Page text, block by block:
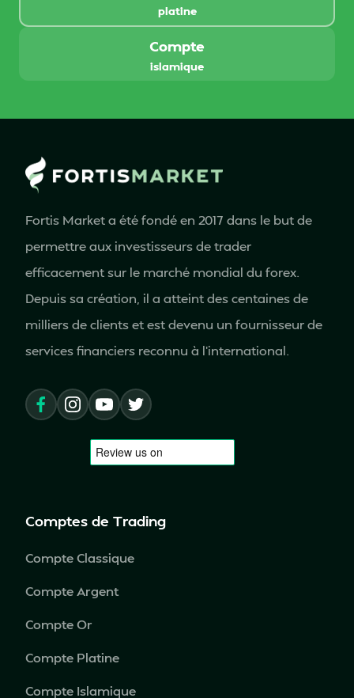
platine
Compte
islamique
Fortis Market a été fondé en 2017 dans le but de
permettre aux investisseurs de trader
efficacement sur le marché mondial du forex.
Depuis sa création, il a atteint des centaines de
milliers de clients et est devenu un fournisseur de
services financiers reconnu à l'international.
Comptes de Trading
Compte Classique
Compte Argent
Compte Or
Compte Platine
Compte Islamique